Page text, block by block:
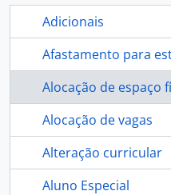
Adicionais
Afastamento para
Alocação de espaço
Alocação de vagas
Alteração curricular
Aluno Especial